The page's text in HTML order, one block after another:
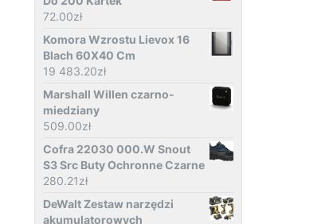
72.00zł
Komora Wzrostu Lievox 16
Blach 60X40 Cm
19 483.20zł
Marshall Willen czarno-
miedziany
509.00zł
Cofra 22030 000.W Snout
S3 Src Buty Ochronne Czarne
280.21zł
DeWalt Zestaw narzędzi
akumulatorowych